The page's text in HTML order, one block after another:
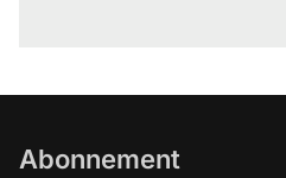
Abonnement